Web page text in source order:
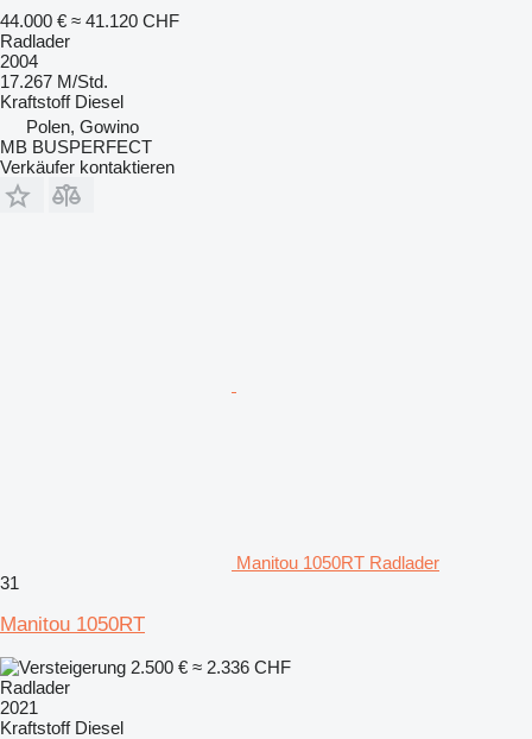
44.000 € ≈ 41.120 CHF
Radlader
2004
17.267 M/Std.
Kraftstoff Diesel
Polen, Gowino
MB BUSPERFECT
Verkäufer kontaktieren
Manitou 1050RT Radlader
31
Manitou 1050RT
2.500 € ≈ 2.336 CHF
Radlader
2021
Kraftstoff Diesel